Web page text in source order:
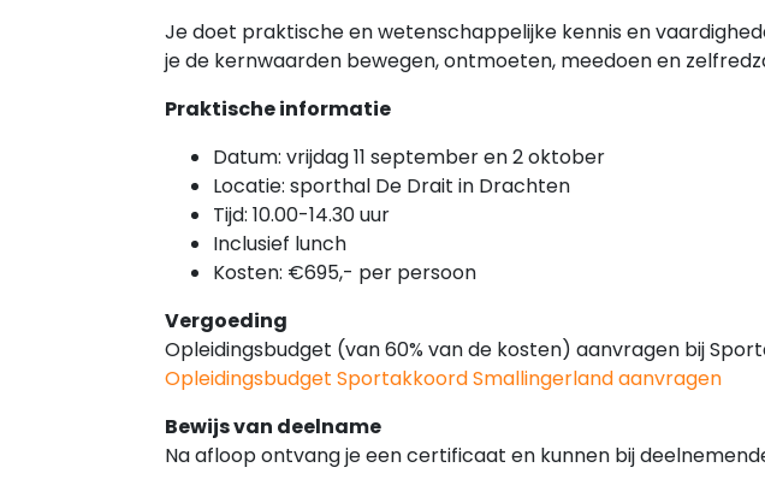
Je doet praktische en wetenschappelijke kennis en
je de kernwaarden bewegen, ontmoeten, meedoen en
Praktische informatie
Datum: vrijdag 11 september en 2 oktober
Locatie: sporthal De Drait in Drachten
Tijd: 10.00-14.30 uur
Inclusief lunch
Kosten: €695,- per persoon
Vergoeding
Opleidingsbudget (van 60% van de kosten) aanvragen bij
Opleidingsbudget Sportakkoord Smallingerland aanvragen
Bewijs van deelname
Na afloop ontvang je een certificaat en kunnen bij